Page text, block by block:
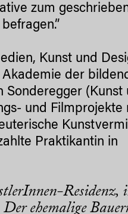
zum
Kunst und
der
Sonderegger (Kunst
und Filmprojekte
Praktikantin in
ehemalige